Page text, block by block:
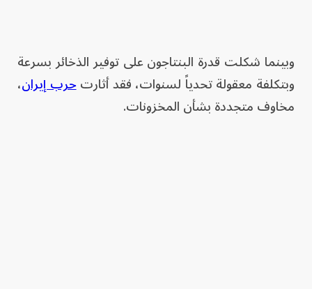
وبينما شكلت قدرة البنتاجون على توفير الذخائر بسرعة
وبتكلفة معقولة تحدياً لسنوات، فقد أثارتحرب إيران،
مخاوف متجددة بشأن المخزونات.